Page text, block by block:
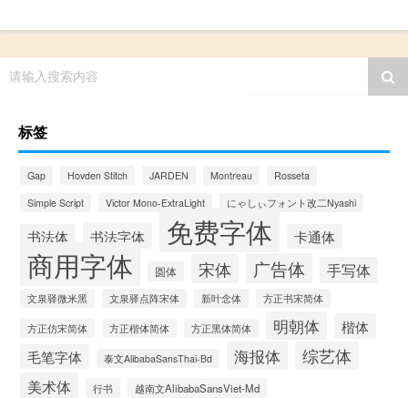
请输入搜索内容
标签
Gap Hovden Stitch JARDEN Montreau
Rosseta
Simple Script
Victor Mono-ExtraLight にゃしぃフォント改二Nyashi
书法体 书法字体 免费字体 卡通体
商用字体 圆体 宋体 广告体 手写体
文泉驿微米黑 文泉驿点阵宋体 新叶念体 方正书宋简体
方正仿宋简体 方正楷体简体 方正黑体简体 明朝体 楷体
毛笔字体 泰文AlibabaSansThai-Bd 海报体 综艺体
美术体 行书
越南文AlibabaSansViet-Md